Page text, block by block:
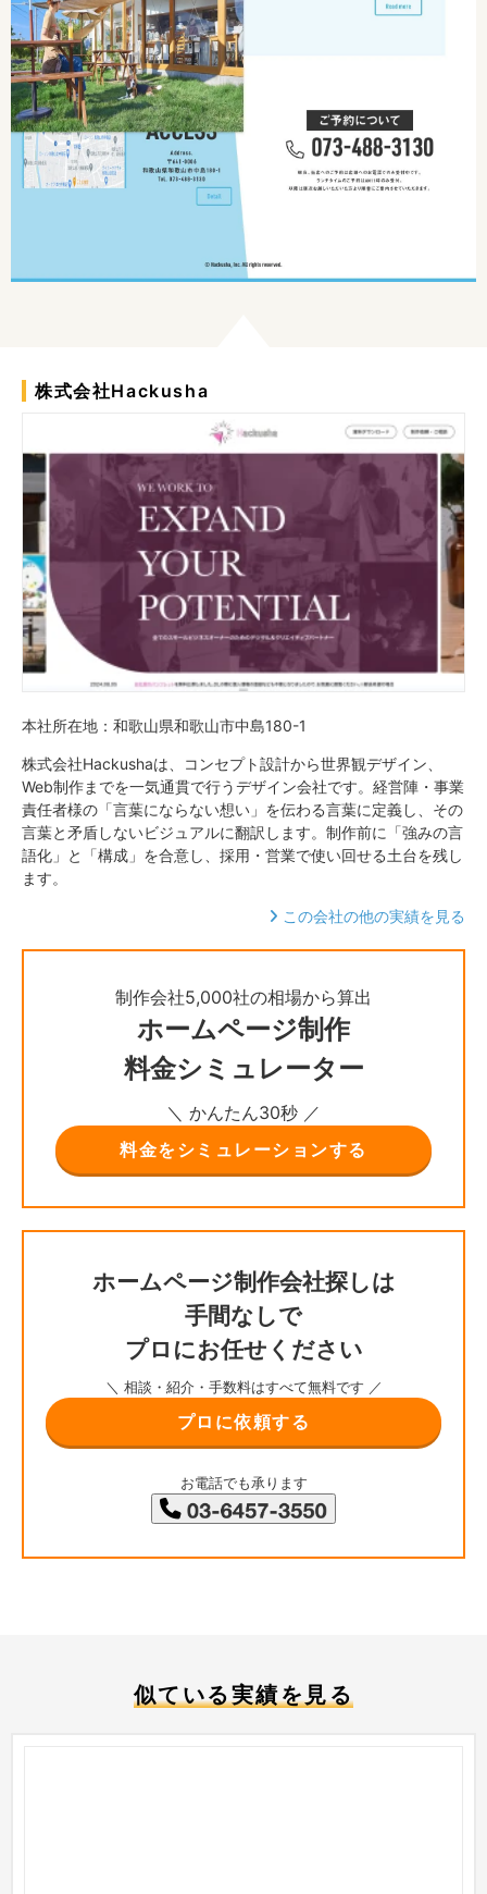
株式会社Hackusha
本社所在地：和歌山県和歌山市中島180-1
株式会社Hackushaは、コンセプト設計から世界観デザイン、
Web制作までを一気通貫で行うデザイン会社です。経営陣・事業
責任者様の「言葉にならない想い」を伝わる言葉に定義し、その
言葉と矛盾しないビジュアルに翻訳します。制作前に「強みの言
語化」と「構成」を合意し、採用・営業で使い回せる土台を残し
ます。
この会社の他の実績を見る
制作会社5,000社の相場から算出
ホームページ制作
料金シミュレーター
＼ かんたん30秒 ／
料金をシミュレーションする
ホームページ制作会社探しは
手間なしで
プロにお任せください
＼ 相談・紹介・手数料はすべて無料です ／
プロに依頼する
お電話でも承ります
似ている実績を見る